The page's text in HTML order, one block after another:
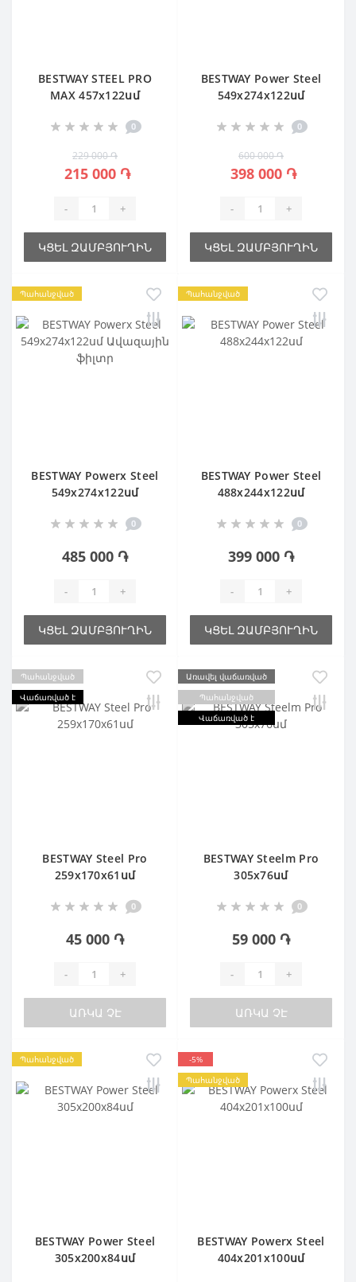
BESTWAY STEEL PRO
MAX 457х122սմ
0
229 000 ֏
215 000 ֏
- +
ԿՑԵԼ ԶԱՄԲՅՈՒՂԻՆ
BESTWAY Power Steel
549х274х122սմ
0
600 000 ֏
398 000 ֏
- +
ԿՑԵԼ ԶԱՄԲՅՈՒՂԻՆ
Պահանջված
BESTWAY Powerx Steel
549х274х122սմ
0
485 000 ֏
- +
ԿՑԵԼ ԶԱՄԲՅՈՒՂԻՆ
Պահանջված
BESTWAY Power Steel
488х244х122սմ
0
399 000 ֏
- +
ԿՑԵԼ ԶԱՄԲՅՈՒՂԻՆ
Պահանջված
Վաճառված է
BESTWAY Steel Pro
259х170х61սմ
0
45 000 ֏
- +
ԱՌԿԱ ՉԷ
Առավել վաճառված
Պահանջված
Վաճառված է
BESTWAY Steelm Pro
305х76սմ
0
59 000 ֏
- +
ԱՌԿԱ ՉԷ
Պահանջված
BESTWAY Power Steel
305х200х84սմ
-5%
Պահանջված
BESTWAY Powerx Steel
404х201х100սմ